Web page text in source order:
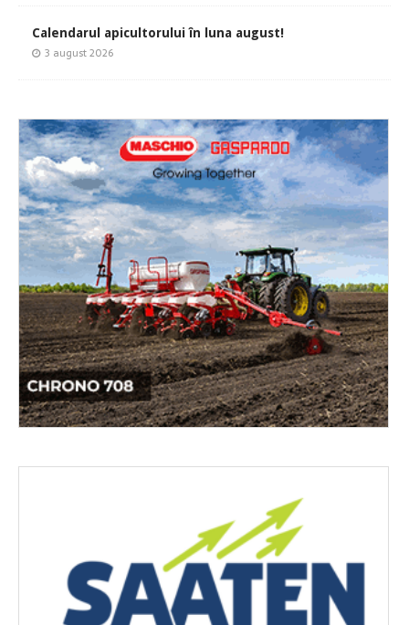
Calendarul apicultorului în luna august!
3 august 2026